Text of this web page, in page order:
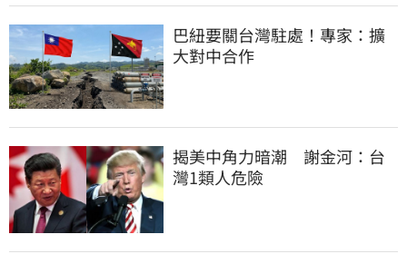
巴紐要關台灣駐處！專家：擴
大對中合作
揭美中角力暗潮　謝金河：台
灣1類人危險